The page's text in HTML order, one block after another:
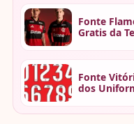
Fonte
Gratis da
Fonte
dos